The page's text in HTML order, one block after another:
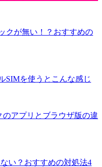
クが無い！？おすすめの
SIMを使うとこんな感じ
アプリとブラウザ版の違
い？おすすめの対処法4